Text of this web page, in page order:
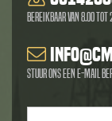
Bereikbaar van 8.00 tot
Stuur ons een e-mail
Naam *